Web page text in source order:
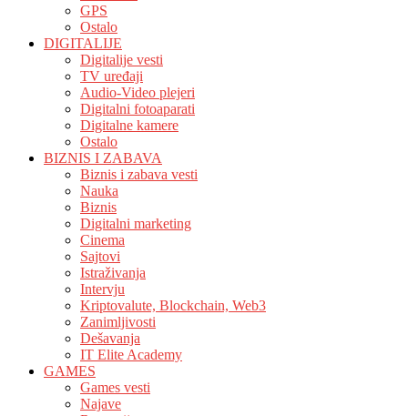
GPS
Ostalo
DIGITALIJE
Digitalije vesti
TV uređaji
Audio-Video plejeri
Digitalni fotoaparati
Digitalne kamere
Ostalo
BIZNIS I ZABAVA
Biznis i zabava vesti
Nauka
Biznis
Digitalni marketing
Cinema
Sajtovi
Istraživanja
Intervju
Kriptovalute, Blockchain, Web3
Zanimljivosti
Dešavanja
IT Elite Academy
GAMES
Games vesti
Najave